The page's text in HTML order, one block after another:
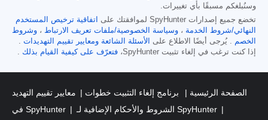
وسنُبلغكم مسبقًا بأي تغييرات.
تخضع جميع إصدارات SpyHunter لموافقتك على
اتفاقية ترخيص المستخدم
النهائي/شروط الخدمة ، وسياسة الخصوصية/ملفات تعريف الارتباط ، وشروط
الخصم
. يُرجى أيضًا الاطلاع على الأسئلة الشائعة ومعايير تقييم التهديدات
إذا كنت ترغب في إلغاء تثبيت SpyHunter،
فتعرّف على كيفية القيام بذلك
الصفحة الرئيسية برنامج إلغاء التثبيت خطوات
معايير تقييم التهديد
في SpyHunter
الشروط والأحكام الإضافية لـ SpyHunter